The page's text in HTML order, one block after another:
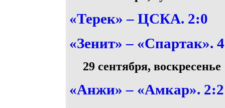
«Терек» – ЦСКА. 2:0
«Зенит» – «Спартак».
29 сентября, воскресенье
«Анжи» – «Амкар». 2:2